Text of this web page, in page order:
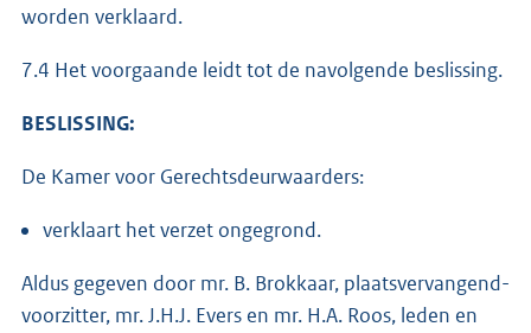
worden verklaard.
7.4 Het voorgaande leidt tot de navolgende beslissing.
BESLISSING:
De Kamer voor Gerechtsdeurwaarders:
verklaart het verzet ongegrond.
Aldus gegeven door mr. B. Brokkaar, plaatsvervangend-
voorzitter, mr. J.H.J. Evers en mr. H.A. Roos, leden en